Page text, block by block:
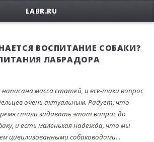
ВОСПИТАНИЕ СОБАКИ?
ЛАБРАДОРА
написана масса статей, и все-таки вопрос
очень актуальным. Радует, что
стали задавать этот вопрос до
и есть маленькая надежда, что мы
цивилизованными собаководами…
LABR.RU